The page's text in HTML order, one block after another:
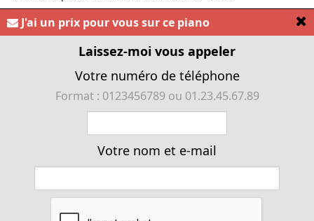
« Piano à queue numérique YAMAHA CLAVINOVA CLP-
895GP. Le haut de gamme »
J'ai un prix pour vous sur ce piano
Laissez-moi vous appeler
Votre numéro de téléphone
Format : 0123456789 ou 01.23.45.67.89
Votre nom et e-mail